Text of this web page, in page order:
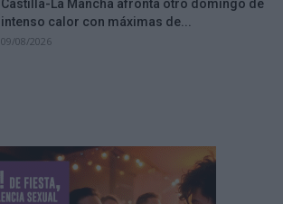
Castilla-La Mancha afronta otro domingo de
intenso calor con máximas de...
09/08/2026